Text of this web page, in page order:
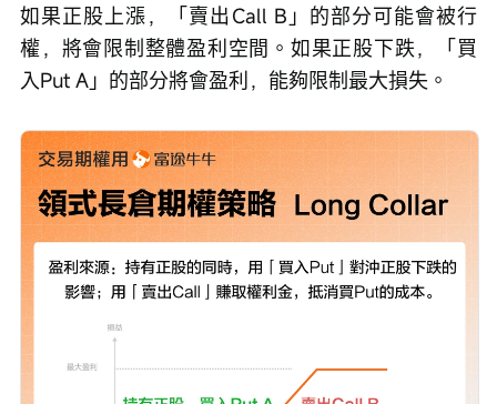
如果正股上漲，「賣出Call B」的部分可能會被行
權，將會限制整體盈利空間。如果正股下跌，「買
入Put A」的部分將會盈利，能夠限制最大損失。